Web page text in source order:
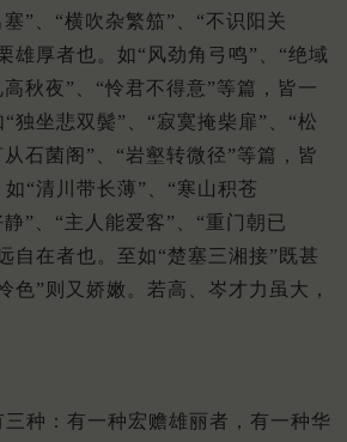
”、“横吹杂繁笳”、“不识阳关
雄厚者也。如“风劲角弓鸣”、“绝域
高秋夜”、“怜君不得意”等篇，皆一
独坐悲双鬓”、“寂寞掩柴扉”、“松
石菌阁”、“岩壑转微径”等篇，皆
“清川带长薄”、“寒山积苍
”、“主人能爱客”、“重门朝已
自在者也。至如“楚塞三湘接”既甚
色”则又娇嫩。若高、岑才力虽大，
三种：有一种宏赡雄丽者，有一种华